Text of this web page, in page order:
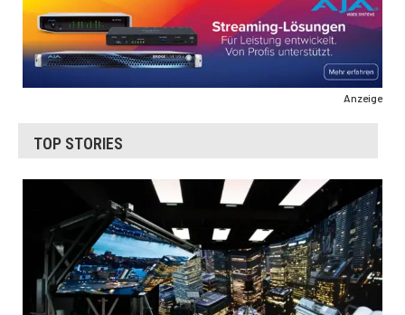
Anzeige
TOP STORIES